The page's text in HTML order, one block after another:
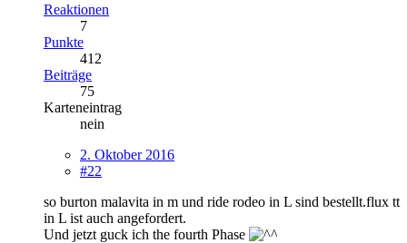
Reaktionen
7
Punkte
412
Beiträge
75
Karteneintrag
nein
2. Oktober 2016
#22
so burton malavita in m und ride rodeo in L sind bestellt.flux tt
in L ist auch angefordert.
Und jetzt guck ich the fourth Phase